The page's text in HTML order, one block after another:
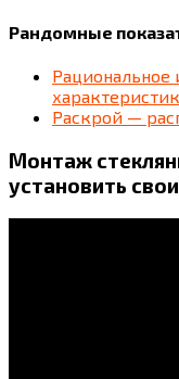
Рандомные
Рациональное
Раскрой —
Монтаж
установить